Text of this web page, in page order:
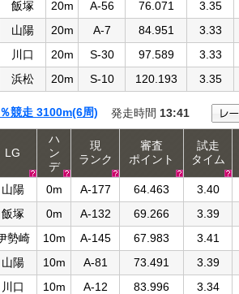
飯塚 20m A-56 76.071
3.35
山陽 20m A-7 84.951
3.33
川口 20m S-30 97.589
3.33
浜松 20m S-10 120.193 3.35
競走 3100m(6周) 発走時間 13:41
LG
ハ
ン
デ
現
ランク
審査
ポイント
試走
タイム
山陽 0m A-177 64.463
3.40
飯塚 0m A-132 69.266
3.39
勢崎 10m A-145 67.983
3.41
山陽 10m A-81 73.491
3.39
川口 10m A-12 83.996
3.34